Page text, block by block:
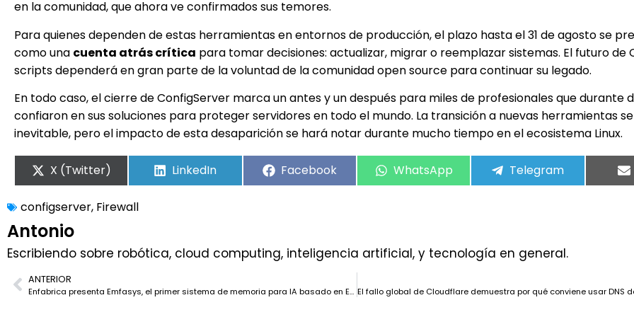
en la comunidad, que ahora ve confirmados sus temores.
Para quienes dependen de estas herramientas en entornos de producción, el plazo hasta el 31 de agosto se
como una cuenta atrás crítica para tomar decisiones: actualizar, migrar o reemplazar sistemas. El futuro de
scripts dependerá en gran parte de la voluntad de la comunidad open source para continuar su legado.
En todo caso, el cierre de ConfigServer marca un antes y un después para miles de profesionales que durante
confiaron en sus soluciones para proteger servidores en todo el mundo. La transición a nuevas herramientas
inevitable, pero el impacto de esta desaparición se hará notar durante mucho tiempo en el ecosistema Linux.
X (Twitter) LinkedIn Facebook WhatsApp Telegram
configserver, Firewall
Antonio
Escribiendo sobre robótica, cloud computing, inteligencia artificial, y tecnología en general.
ANTERIOR
Enfabrica presenta Emfasys, el primer sistema de memoria para IA basado en Ethernet: hasta 18 TB de DDR5 y un 50 % menos de coste por token